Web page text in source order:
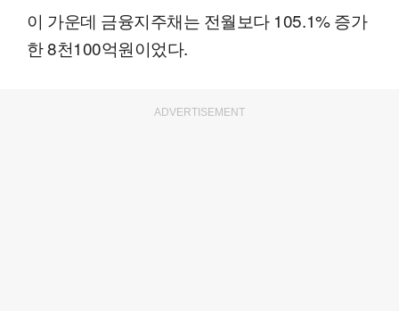
이 가운데 금융지주채는 전월보다 105.1% 증가
한 8천100억원이었다.
ADVERTISEMENT